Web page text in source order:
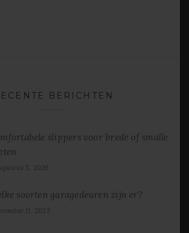
BERICHTEN
slippers voor brede of smalle
5, 2026
soorten garagedeuren zijn er?
11, 2025